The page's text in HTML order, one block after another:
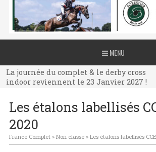
MENU
La journée du complet & le derby cross
indoor reviennent le 23 Janvier 2027 !
La journée du complet & le derby cross
indoor reviennent le 23 Janvier 2027 !
indoor reviennent le 23 Janvier 2027 !
Les étalons labellisés
2020
France Complet» Non classé» Les étalons labellisés